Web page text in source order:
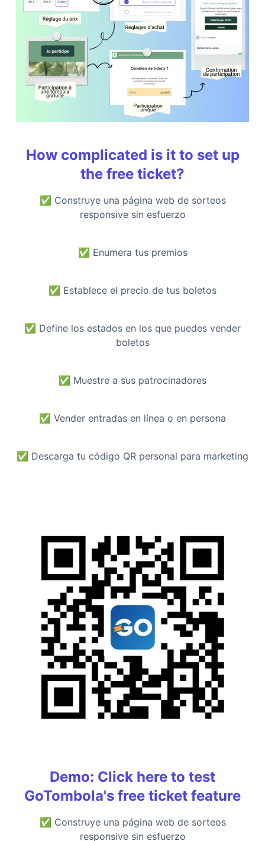
How complicated is it to set up
the free ticket?
✅ Construye una página web de sorteos
responsive sin esfuerzo
✅ Enumera tus premios
✅ Establece el precio de tus boletos
✅ Define los estados en los que puedes vender
boletos
✅ Muestre a sus patrocinadores
✅ Vender entradas en línea o en persona
✅ Descarga tu código QR personal para marketing
Demo: Click here to test
GoTombola's free ticket feature
✅ Construye una página web de sorteos
responsive sin esfuerzo